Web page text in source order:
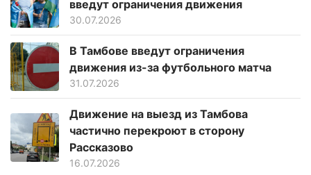
введут ограничения движения
30.07.2026
В Тамбове введут ограничения
движения из-за футбольного матча
31.07.2026
Движение на выезд из Тамбова
частично перекроют в сторону
Рассказово
16.07.2026